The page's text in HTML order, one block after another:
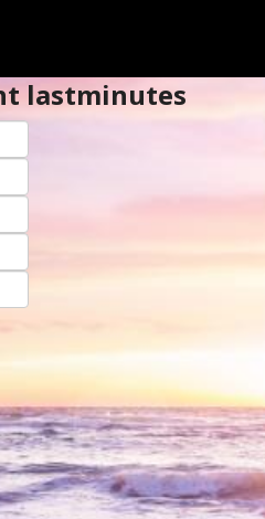
lastminutes